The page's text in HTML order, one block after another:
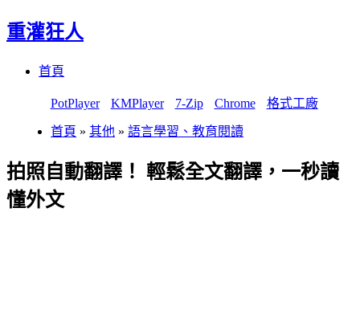
重灌狂人
首頁
PotPlayer KMPlayer 7-Zip Chrome 格式工廠
首頁 » 其他 » 語言學習、教育閱讀
拍照自動翻譯！ 輕鬆全文翻譯，一秒讀
懂外文